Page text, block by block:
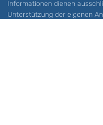
Informationen dienen
Unterstützung der eigenen